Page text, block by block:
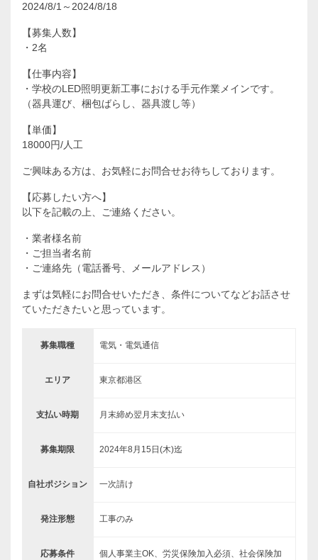
2024/8/1～2024/8/18
【募集人数】
・2名
【仕事内容】
・学校のLED照明更新工事における手元作業メインです。
（器具運び、梱包ばらし、器具渡し等）
【単価】
18000円/人工
ご興味ある方は、お気軽にお問合せお待ちしております。
【応募したい方へ】
以下を記載の上、ご連絡ください。
・業者様名前
・ご担当者名前
・ご連絡先（電話番号、メールアドレス）
まずは気軽にお問合せいただき、条件についてなどお話させ
ていただきたいと思っています。
募集職種 電気・電気通信
エリア 東京都港区
支払い時期 月末締め翌月末支払い
募集期限 2024年8月15日(木)迄
自社ポジション 一次請け
発注形態 工事のみ
応募条件
個人事業主OK、労災保険加入必須、社会保険加